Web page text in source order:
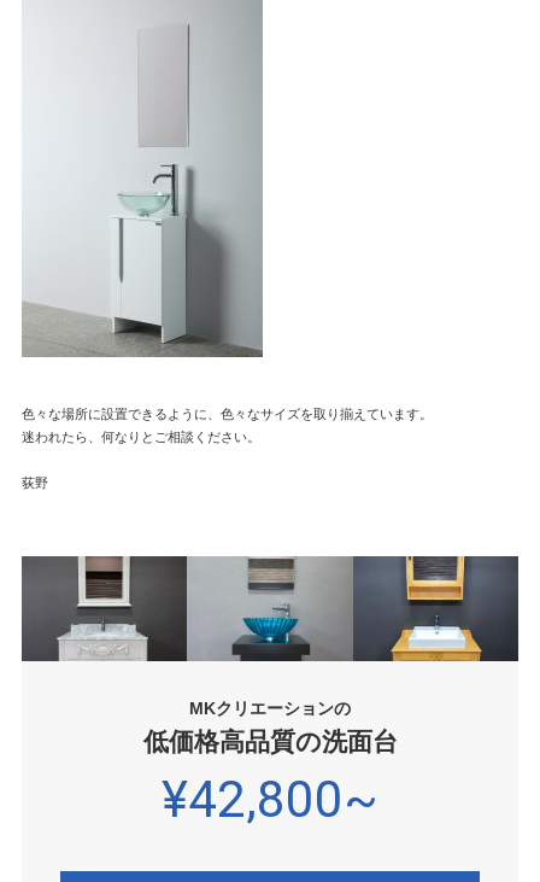
色々な場所に設置できるように、色々なサイズを取り揃えています。
迷われたら、何なりとご相談ください。
荻野
MKクリエーションの
低価格高品質の洗面台
¥42,800~